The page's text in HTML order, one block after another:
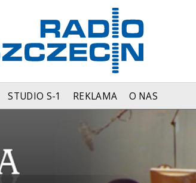
STUDIO S-1 REKLAMA O NAS